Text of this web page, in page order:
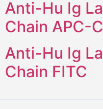
Anti-Hu Ig
Chain APC-
Anti-Hu Ig
Chain FITC